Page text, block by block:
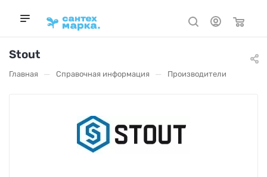
Stout
Главная — Справочная информация — Производители